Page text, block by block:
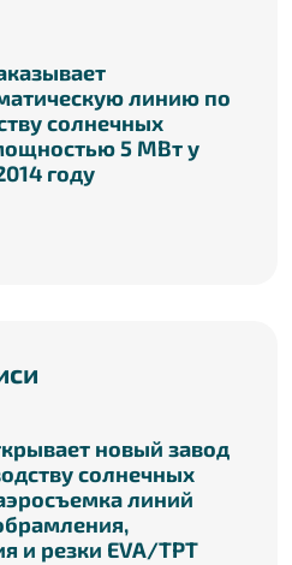
линию по
солнечных
5 МВт у
году
новый завод
солнечных
линий
и резки EVA/TPT